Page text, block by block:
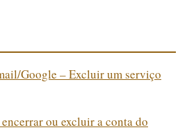
Google – Excluir um serviço
ou excluir a conta do